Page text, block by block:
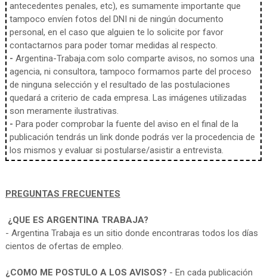
antecedentes penales, etc), es sumamente importante que
tampoco envíen fotos del DNI ni de ningún documento
personal, en el caso que alguien te lo solicite por favor
contactarnos para poder tomar medidas al respecto.
- Argentina-Trabaja.com solo comparte avisos, no somos una
agencia, ni consultora, tampoco formamos parte del proceso
de ninguna selección y el resultado de las postulaciones
quedará a criterio de cada empresa. Las imágenes utilizadas
son meramente ilustrativas.
- Para poder comprobar la fuente del aviso en el final de la
publicación tendrás un link donde podrás ver la procedencia de
los mismos y evaluar si postularse/asistir a entrevista.
PREGUNTAS FRECUENTES
¿QUE ES ARGENTINA TRABAJA?
- Argentina Trabaja es un sitio donde encontraras todos los días
cientos de ofertas de empleo.
¿COMO ME POSTULO A LOS AVISOS? - En cada publicación